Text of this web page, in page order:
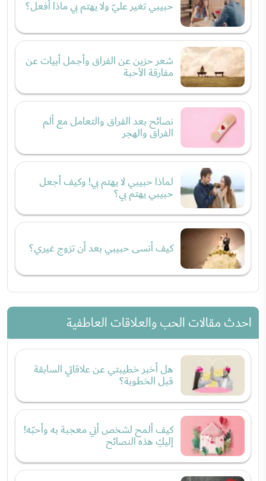
حبيبي تغير عليّ ولا يهتم بي ماذا أفعل؟
شعر حزين عن الفراق وأجمل أبيات عن
مفارقة الأحبة
نصائح بعد الفراق والتعامل مع ألم
الفراق والهجر
لماذا حبيبي لا يهتم بي! وكيف أجعل
حبيبي يهتم بي؟
كيف أنسى حبيبي بعد أن تزوج غيري؟
احدث مقالات الحب والعلاقات العاطفية
هل أخبر خطيبتي عن علاقاتي السابقة
قبل الخطوبة؟
كيف ألمح لشخص أني معجبة به وأحبّه!
إليكِ هذه النصائح